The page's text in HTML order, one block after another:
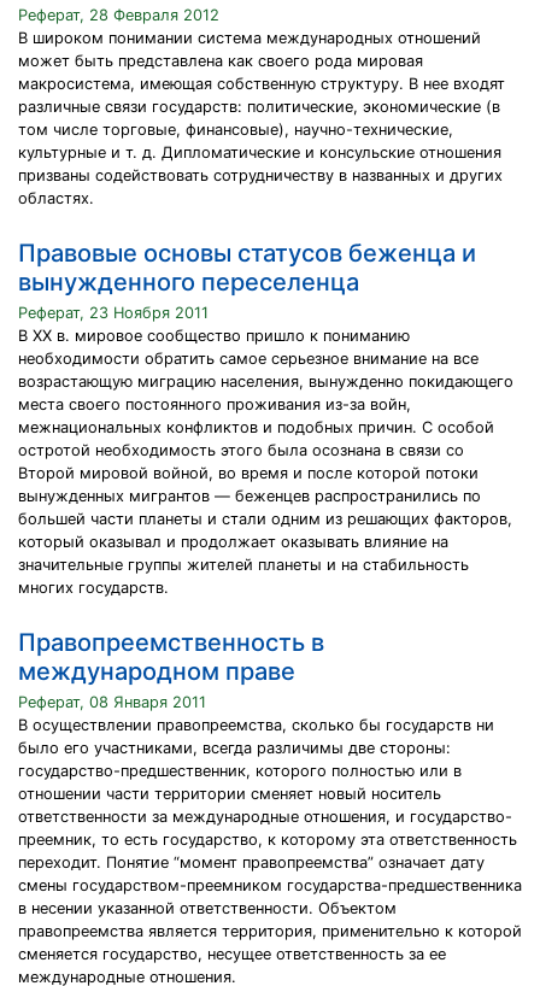
Реферат, 28 Февраля 2012
В широком понимании система международных отношений
может быть представлена как своего рода мировая
макросистема, имеющая собственную структуру. В нее входят
различные связи государств: политические, экономические (в
том числе торговые, финансовые), научно-технические,
культурные и т. д. Дипломатические и консульские отношения
призваны содействовать сотрудничеству в названных и других
областях.
Правовые основы статусов беженца и
вынужденного переселенца
Реферат, 23 Ноября 2011
В XX в. мировое сообщество пришло к пониманию
необходимости обратить самое серьезное внимание на все
возрастающую миграцию населения, вынужденно покидающего
места своего постоянного проживания из-за войн,
межнациональных конфликтов и подобных причин. С особой
остротой необходимость этого была осознана в связи со
Второй мировой войной, во время и после которой потоки
вынужденных мигрантов — беженцев распространились по
большей части планеты и стали одним из решающих факторов,
который оказывал и продолжает оказывать влияние на
значительные группы жителей планеты и на стабильность
многих государств.
Правопреемственность в
международном праве
Реферат, 08 Января 2011
В осуществлении правопреемства, сколько бы государств ни
было его участниками, всегда различимы две стороны:
государство-предшественник, которого полностью или в
отношении части территории сменяет новый носитель
ответственности за международные отношения, и государство-
преемник, то есть государство, к которому эта ответственность
переходит. Понятие “момент правопреемства” означает дату
смены государством-преемником государства-предшественника
в несении указанной ответственности. Объектом
правопреемства является территория, применительно к которой
сменяется государство, несущее ответственность за ее
международные отношения.